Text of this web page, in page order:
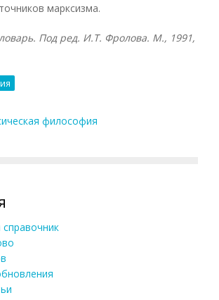
марксизма.
Под ред. И.Т. Фролова. М., 1991,
философия